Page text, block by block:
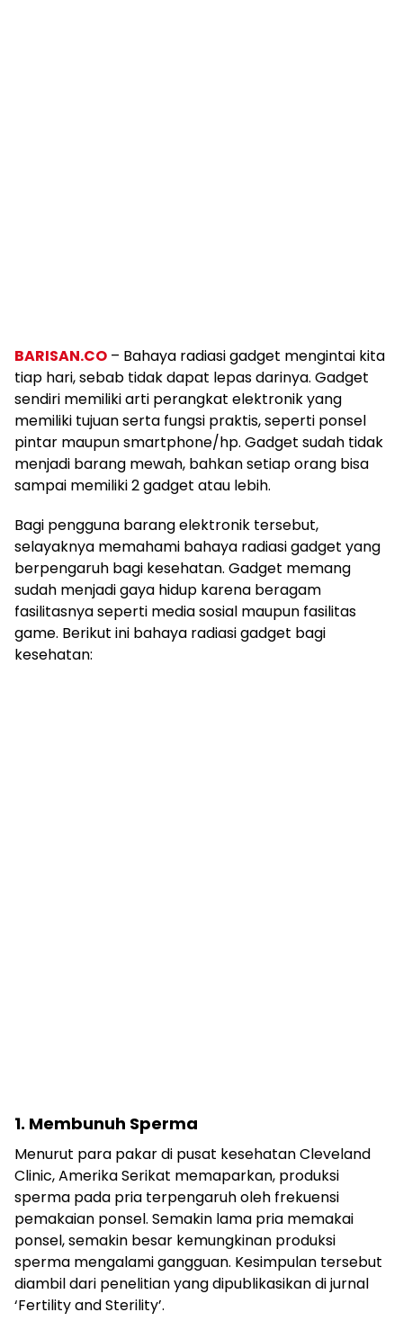
BARISAN.CO – Bahaya radiasi gadget mengintai kita
tiap hari, sebab tidak dapat lepas darinya. Gadget
sendiri memiliki arti perangkat elektronik yang
memiliki tujuan serta fungsi praktis, seperti ponsel
pintar maupun smartphone/hp. Gadget sudah tidak
menjadi barang mewah, bahkan setiap orang bisa
sampai memiliki 2 gadget atau lebih.
Bagi pengguna barang elektronik tersebut,
selayaknya memahami bahaya radiasi gadget yang
berpengaruh bagi kesehatan. Gadget memang
sudah menjadi gaya hidup karena beragam
fasilitasnya seperti media sosial maupun fasilitas
game. Berikut ini bahaya radiasi gadget bagi
kesehatan:
1. Membunuh Sperma
Menurut para pakar di pusat kesehatan Cleveland
Clinic, Amerika Serikat memaparkan, produksi
sperma pada pria terpengaruh oleh frekuensi
pemakaian ponsel. Semakin lama pria memakai
ponsel, semakin besar kemungkinan produksi
sperma mengalami gangguan. Kesimpulan tersebut
diambil dari penelitian yang dipublikasikan di jurnal
‘Fertility and Sterility’.